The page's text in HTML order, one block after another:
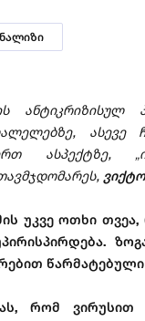
ანტიკრიზისულ
ასევე
ასპექტზე,
უკვე ოთხი
რომ ვირუსით